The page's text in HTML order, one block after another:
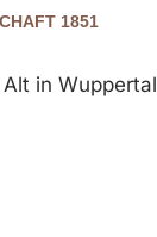
1851
in Wuppertal